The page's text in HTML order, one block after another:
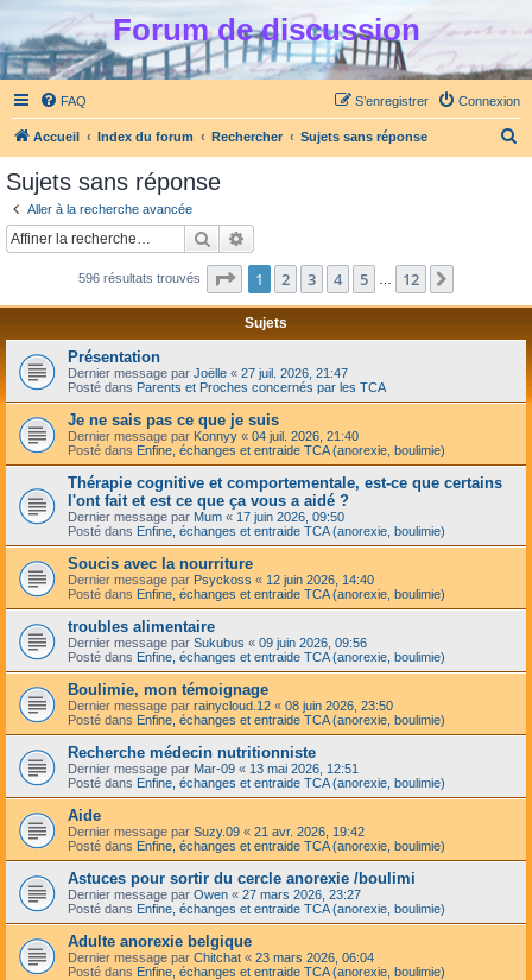
Forum de discussion
FAQ Connexion
S’enregistrer
Accueil Index du forum Rechercher Sujets sans réponse
c
Sujets sans réponse
Aller à la recherche avancée
Rechercher
596 résultats trouvés Page 1sur12
1 2 3 4 5 12
Sujets
Présentation
Dernier message par Joëlle « 27 juil. 2026, 21:47
Posté dans Parents et Proches concernés par les TCA
Je ne sais pas ce que je suis
Dernier message par Konnyy « 04 juil. 2026, 21:40
Posté dans Enfine, échanges et entraide TCA (anorexie, boulimie)
Thérapie cognitive et comportementale, est-ce que certains
l'ont fait et est ce que ça vous a aidé ?
Dernier message par Mum « 17 juin 2026, 09:50
Posté dans Enfine, échanges et entraide TCA (anorexie, boulimie)
Soucis avec la nourriture
Dernier message par Psyckoss « 12 juin 2026, 14:40
Posté dans Enfine, échanges et entraide TCA (anorexie, boulimie)
troubles alimentaire
Dernier message par Sukubus « 09 juin 2026, 09:56
Posté dans Enfine, échanges et entraide TCA (anorexie, boulimie)
Boulimie, mon témoignage
Dernier message par rainycloud.12 « 08 juin 2026, 23:50
Posté dans Enfine, échanges et entraide TCA (anorexie, boulimie)
Recherche médecin nutritionniste
Dernier message par Mar-09 « 13 mai 2026, 12:51
Posté dans Enfine, échanges et entraide TCA (anorexie, boulimie)
Aide
Dernier message par Suzy.09 « 21 avr. 2026, 19:42
Posté dans Enfine, échanges et entraide TCA (anorexie, boulimie)
Astuces pour sortir du cercle anorexie /boulimi
Dernier message par Owen « 27 mars 2026, 23:27
Posté dans Enfine, échanges et entraide TCA (anorexie, boulimie)
Adulte anorexie belgique
Dernier message par Chitchat « 23 mars 2026, 06:04
Posté dans Enfine, échanges et entraide TCA (anorexie, boulimie)